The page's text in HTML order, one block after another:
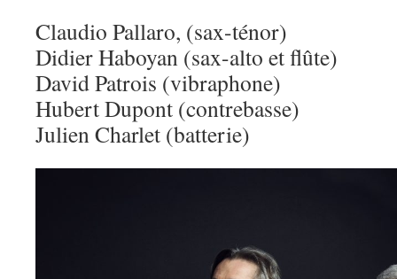
Claudio Pallaro, (sax-ténor)
Didier Haboyan (sax-alto et flûte)
David Patrois (vibraphone)
Hubert Dupont (contrebasse)
Julien Charlet (batterie)